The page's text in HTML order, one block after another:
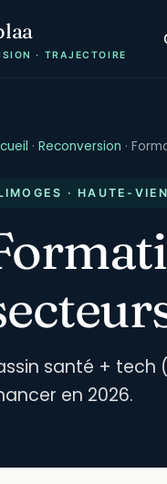
· TRAJECTOIRE
· Reconversion ·
· HAUTE-
santé + tech
en 2026.